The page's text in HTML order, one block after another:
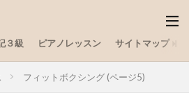
３級 ピアノレッスン サイトマップ
フィットボクシング (ページ5)